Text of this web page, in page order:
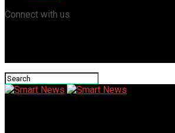
Connect with us